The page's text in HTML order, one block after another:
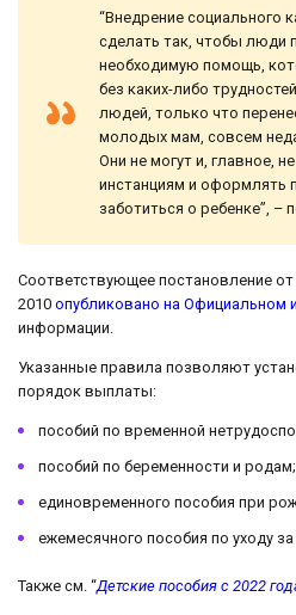
“Внедрение социального
сделать так, чтобы люди
необходимую помощь,
без каких-либо
людей, только что
молодых мам, совсем
Они не могут и, главное,
инстанциям и оформлять
заботиться о ребенке”, –
Соответствующее постановление
2010 опубликовано на Официальном
информации.
Указанные правила позволяют
порядок выплаты:
пособий по временной
пособий по беременности и родам;
единовременного пособия при
ежемесячного пособия по уходу
Также см. “Детские пособия с 2022